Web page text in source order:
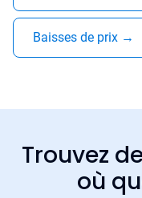
Baisses de prix →
Trouvez
où